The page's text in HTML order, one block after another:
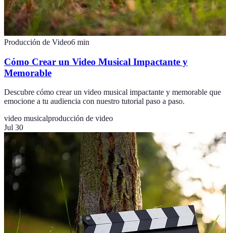
Producción de Video6 min
Cómo Crear un Video Musical Impactante y
Memorable
Descubre cómo crear un video musical impactante y memorable que
emocione a tu audiencia con nuestro tutorial paso a paso.
video musicalproducción de video
Jul 30